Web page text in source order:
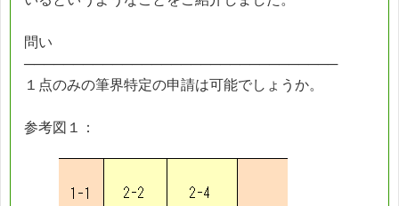
問い
────────────────────────────────
１点のみの筆界特定の申請は可能でしょうか。
参考図１：